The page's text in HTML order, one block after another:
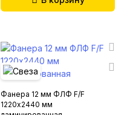
Фанера 12 мм ФЛФ F/F
1220х2440 мм